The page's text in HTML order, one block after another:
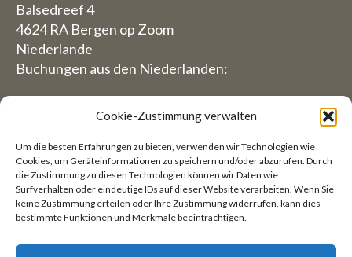
Cookie-Zustimmung verwalten
Um die besten Erfahrungen zu bieten, verwenden wir Technologien wie
Cookies, um Geräteinformationen zu speichern und/oder abzurufen. Durch
die Zustimmung zu diesen Technologien können wir Daten wie
Surfverhalten oder eindeutige IDs auf dieser Website verarbeiten. Wenn Sie
keine Zustimmung erteilen oder Ihre Zustimmung widerrufen, kann dies
bestimmte Funktionen und Merkmale beeinträchtigen.
Balsedreef 4
4624 RA Bergen op Zoom
Niederlande
Buchungen aus den Niederlanden:
der Niederlande)
+31 (0)619117004
E-Mail:welkom@villaheidetuin.nl